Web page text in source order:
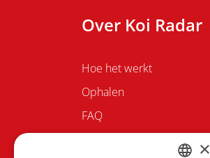
Over Koi Radar
Hoe het werkt
Ophalen
FAQ
×